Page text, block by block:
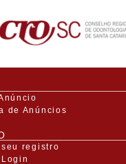
de Anúncios
seu registro